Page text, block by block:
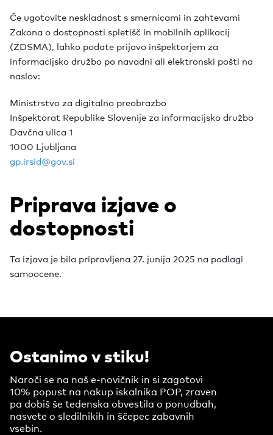
Če ugotovite neskladnost s smernicami in zahtevami
Zakona o dostopnosti spletišč in mobilnih aplikacij
(ZDSMA), lahko podate prijavo inšpektorjem za
informacijsko družbo po navadni ali elektronski pošti na
naslov:
Ministrstvo za digitalno preobrazbo
Inšpektorat Republike Slovenije za informacijsko družbo
Davčna ulica 1
1000 Ljubljana
gp.irsid@gov.si
Priprava izjave o
dostopnosti
Ta izjava je bila pripravljena 27. junija 2025 na podlagi
samoocene.
Ostanimo v stiku!
Naroči se na naš e-novičnik in si zagotovi
10% popust na nakup iskalnika POP, zraven
pa dobiš še tedenska obvestila o ponudbah,
nasvete o sledilnikih in ščepec zabavnih
vsebin.